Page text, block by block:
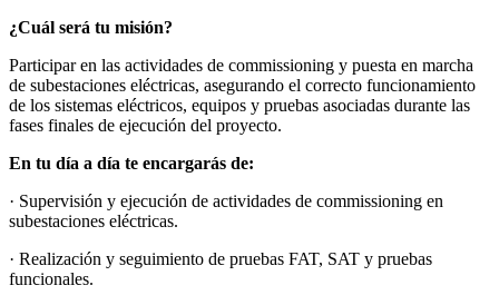
¿Cuál será tu misión?
Participar en las actividades de commissioning y puesta en marcha
de subestaciones eléctricas, asegurando el correcto funcionamiento
de los sistemas eléctricos, equipos y pruebas asociadas durante las
fases finales de ejecución del proyecto.
En tu día a día te encargarás de:
· Supervisión y ejecución de actividades de commissioning en
subestaciones eléctricas.
· Realización y seguimiento de pruebas FAT, SAT y pruebas
funcionales.